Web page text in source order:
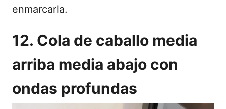
enmarcarla.
12. Cola de caballo media
arriba media abajo con
ondas profundas